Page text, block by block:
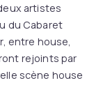
artistes
du Cabaret
entre house,
rejoints par
scène house